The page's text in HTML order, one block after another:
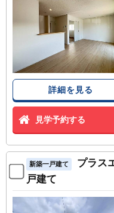
詳細を見る
見学予約する
新築一戸建て
プラス
戸建て